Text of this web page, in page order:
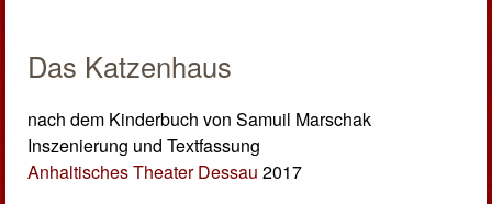
Das Katzenhaus
nach dem Kinderbuch von Samuil Marschak
Inszenierung und Textfassung
Anhaltisches Theater Dessau 2017